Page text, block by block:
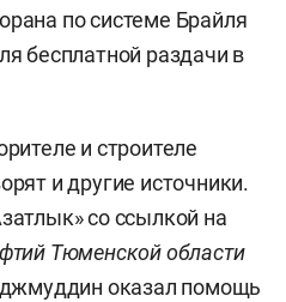
по системе Брайля
бесплатной раздачи в
и строителе
и другие источники.
со ссылкой на
Тюменской области
оказал помощь